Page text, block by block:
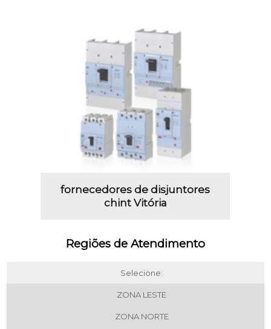
fornecedores de disjuntores
chint Vitória
Regiões de Atendimento
Selecione:
ZONA LESTE
ZONA NORTE